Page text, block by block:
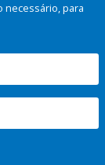
necessário, para